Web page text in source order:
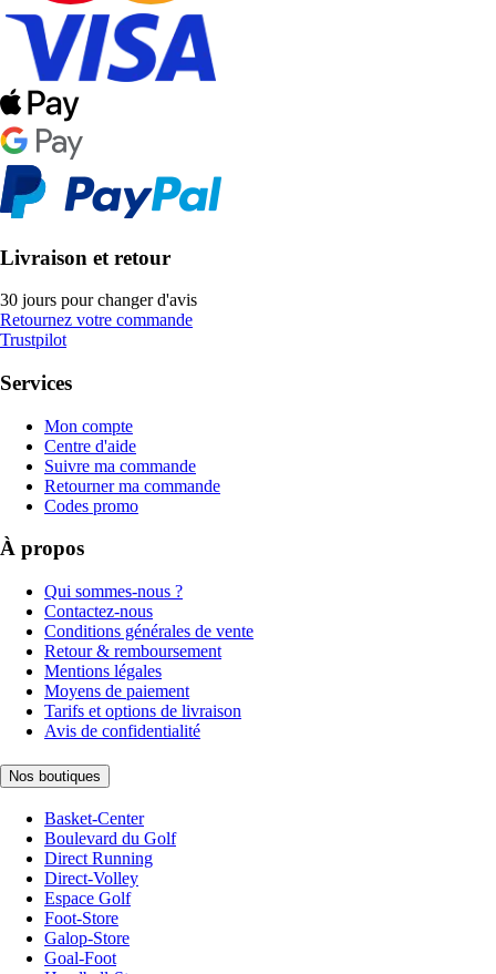
Livraison et retour
30 jours pour changer d'avis
Retournez votre commande
Trustpilot
Services
Mon compte
Centre d'aide
Suivre ma commande
Retourner ma commande
Codes promo
À propos
Qui sommes-nous ?
Contactez-nous
Conditions générales de vente
Retour & remboursement
Mentions légales
Moyens de paiement
Tarifs et options de livraison
Avis de confidentialité
Nos boutiques
Basket-Center
Boulevard du Golf
Direct Running
Direct-Volley
Espace Golf
Foot-Store
Galop-Store
Goal-Foot